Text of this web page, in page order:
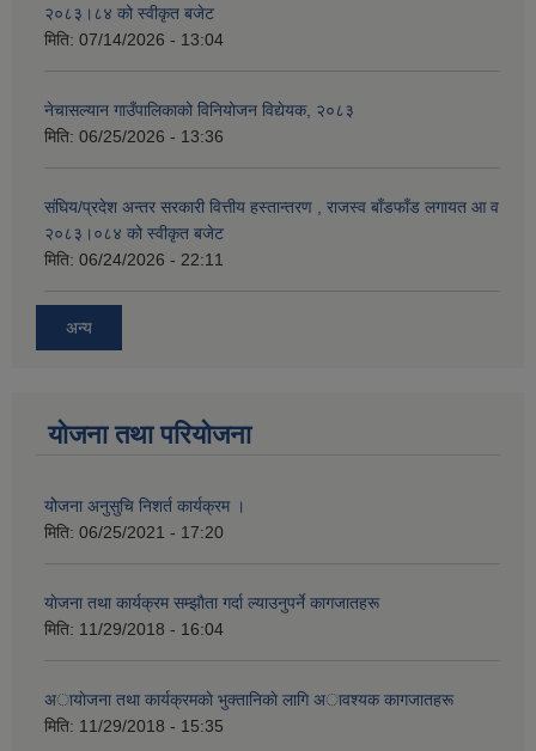
२०८३।८४ को स्वीकृत बजेट
मिति: 07/14/2026 - 13:04
नेचासल्यान गाउँपालिकाको विनियोजन विद्येयक, २०८३
मिति: 06/25/2026 - 13:36
संघिय/प्रदेश अन्तर सरकारी वित्तीय हस्तान्तरण , राजस्व बाँडफाँड लगायत आ व
२०८३।०८४ को स्वीकृत बजेट
मिति: 06/24/2026 - 22:11
अन्य
योजना तथा परियोजना
योेजना अनुसुचि निशर्त कार्यक्रम ।
मिति: 06/25/2021 - 17:20
याेजना तथा कार्यक्रम सम्झाैता गर्दा ल्याउनुपर्ने कागजातहरू
मिति: 11/29/2018 - 16:04
अायाेजना तथा कार्यक्रमकाे भुक्तानिकाे लागि अावश्यक कागजातहरू
मिति: 11/29/2018 - 15:35